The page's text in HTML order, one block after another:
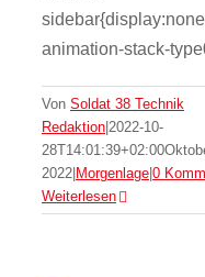
animation-stack-
Von Soldat 38 Technik
Redaktion 2022-10-
28T14:01:39+02:00
2022 Morgenlage 0
Weiterlesen